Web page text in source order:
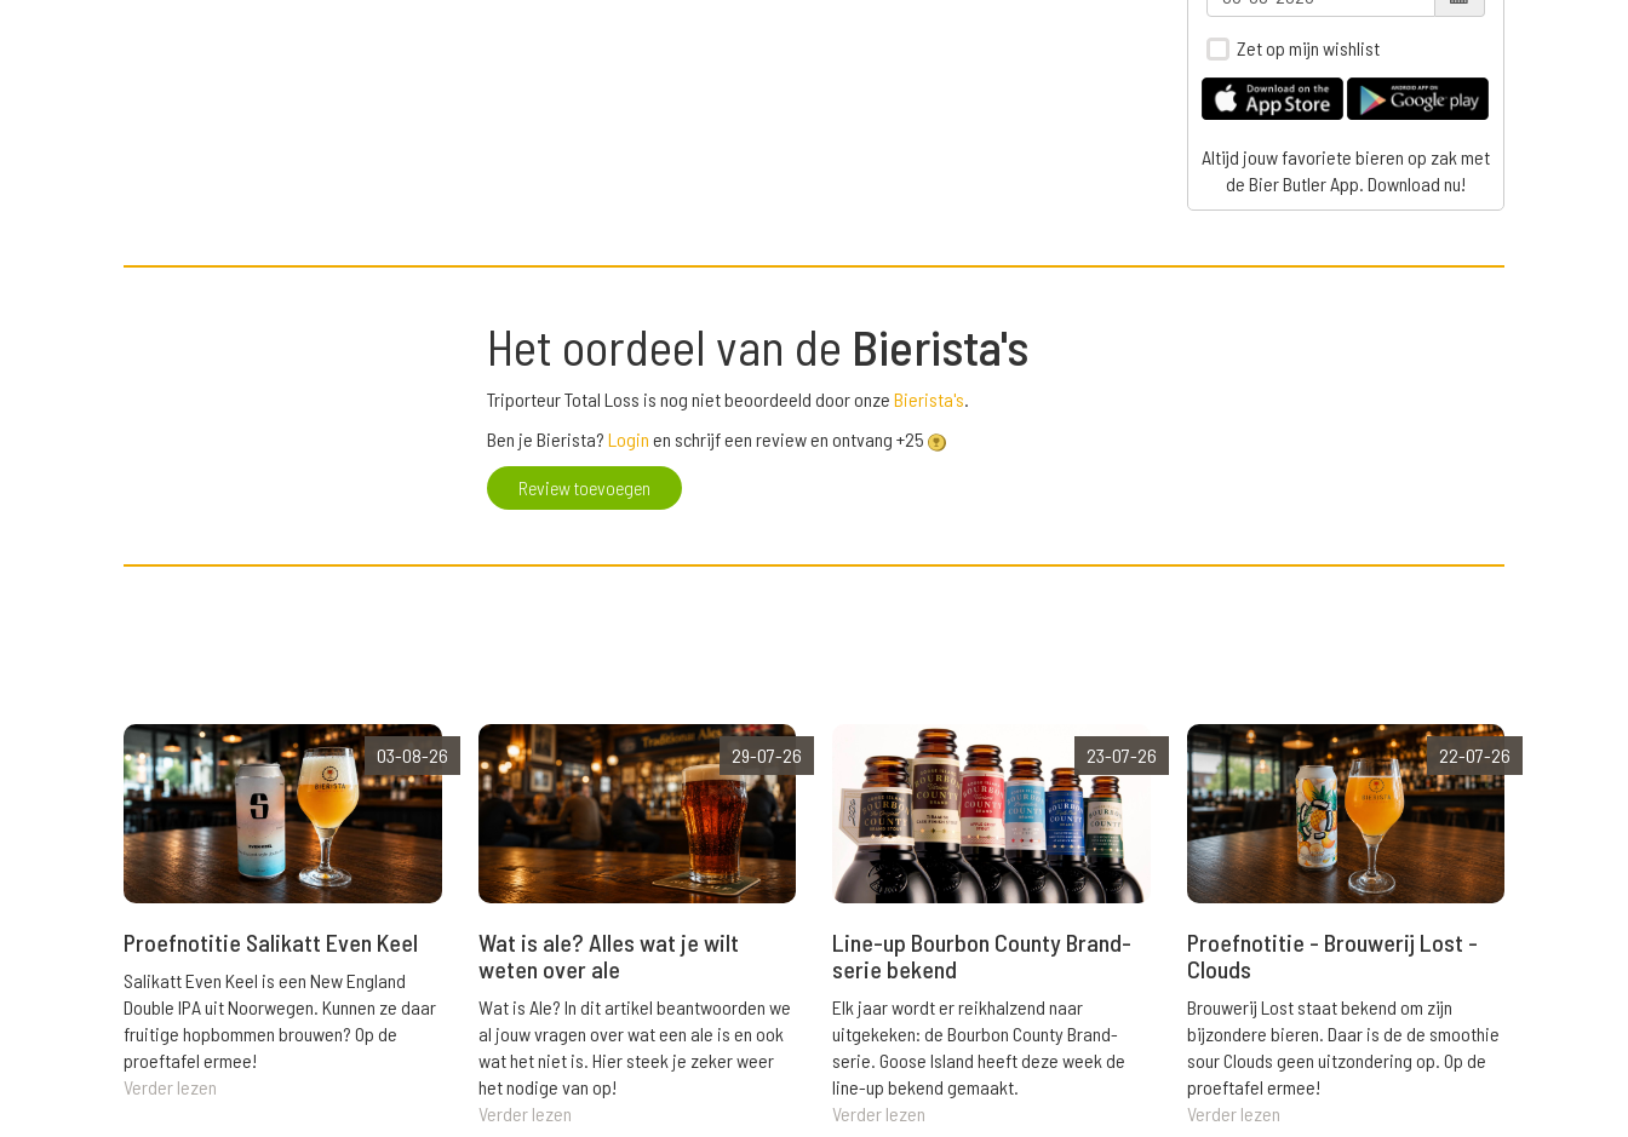
Zet op mijn wishlist
Altijd jouw favoriete bieren op zak met
de Bier Butler App. Download nu!
Het oordeel van de Bierista's
Triporteur Total Loss is nog niet beoordeeld door onze Bierista's.
Ben je Bierista? Login en schrijf een review en ontvang +25
Review toevoegen
03-08-26
Proefnotitie Salikatt Even Keel
Salikatt Even Keel is een New England
Double IPA uit Noorwegen. Kunnen ze daar
fruitige hopbommen brouwen? Op de
proeftafel ermee!
Verder lezen
29-07-26
Wat is ale? Alles wat je wilt
weten over ale
Wat is Ale? In dit artikel beantwoorden we
al jouw vragen over wat een ale is en ook
wat het niet is. Hier steek je zeker weer
het nodige van op!
Verder lezen
23-07-26
Line-up Bourbon County Brand-
serie bekend
Elk jaar wordt er reikhalzend naar
uitgekeken: de Bourbon County Brand-
serie. Goose Island heeft deze week de
line-up bekend gemaakt.
Verder lezen
22-07-26
Proefnotitie - Brouwerij Lost -
Clouds
Brouwerij Lost staat bekend om zijn
bijzondere bieren. Daar is de de smoothie
sour Clouds geen uitzondering op. Op de
proeftafel ermee!
Verder lezen